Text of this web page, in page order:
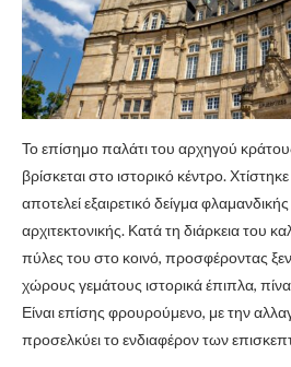
Το επίσημο παλάτι του αρχηγού
βρίσκεται στο ιστορικό κέντρο.
αποτελεί εξαιρετικό δείγμα
αρχιτεκτονικής. Κατά τη διάρκεια του
πύλες του στο κοινό, προσφέροντας
χώρους γεμάτους ιστορικά έπιπλα,
Είναι επίσης φρουρούμενο, με την
προσελκύει το ενδιαφέρον των